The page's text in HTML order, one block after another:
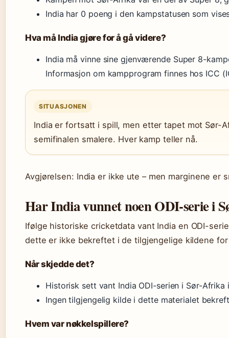
India har 0 poeng i den kampstatusen som
Hva må India gjøre for å gå videre?
India må vinne sine gjenværende Super 8-
Informasjon om kampprogram finnes hos ICC
SITUASJONEN
India er fortsatt i spill, men etter tapet mot Sør-
semifinalen smalere. Hver kamp teller nå.
Avgjørelsen: India er ikke ute – men marginene er
Har India vunnet noen ODI-serie i
Ifølge historiske cricketdata vant India en ODI-
dette er ikke bekreftet i de tilgjengelige kildene
Når skjedde det?
Historisk sett vant India ODI-serien i Sør-Afrika
Ingen tilgjengelig kilde i dette materialet
Hvem var nøkkelspillere?